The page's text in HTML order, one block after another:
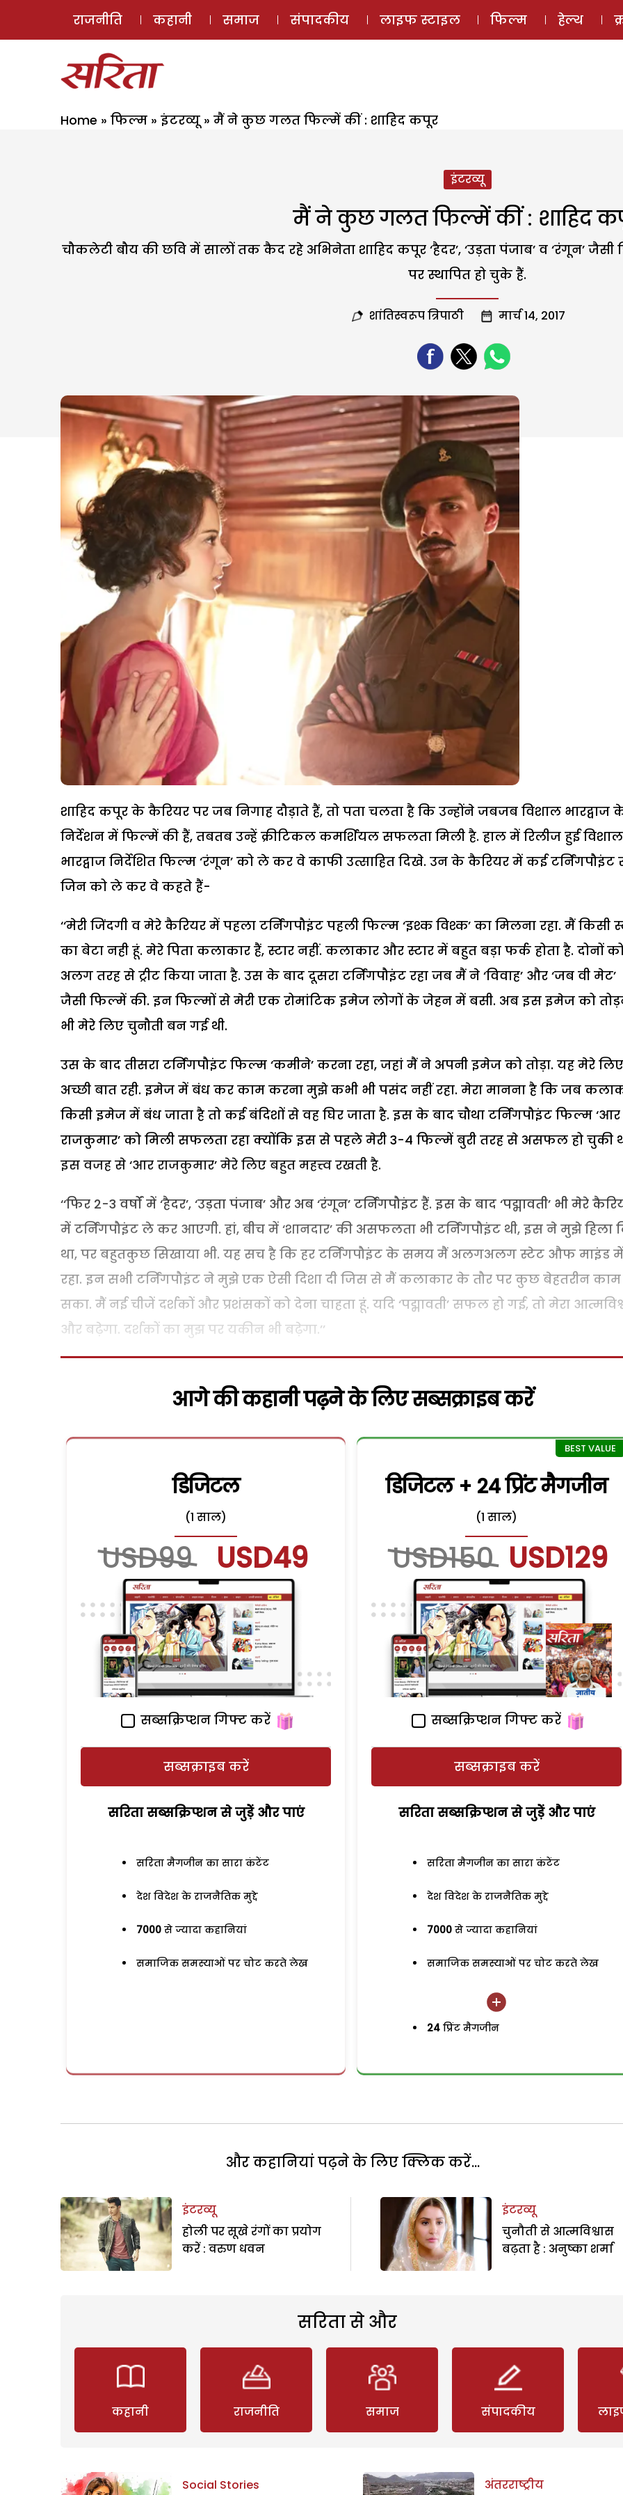
ई-मैगज़ीन
राजनीति कहानी समाज संपादकीय लाइफ स्टाइल फिल्म हेल्थ
Home » फिल्म » इंटरव्यू» मैं ने कुछ गलत फिल्में कीं : शाहिद कपूर
इंटरव्यू
मैं ने कुछ गलत फिल्में कीं : शाहिद
चौकलेटी बौय की छवि में सालों तक कैद रहे अभिनेता शाहिद कपूर ‘हैदर’, ‘उड़ता पंजाब’ व ‘रंगून’
पर स्थापित हो चुके हैं.
शांतिस्वरूप त्रिपाठी मार्च 14, 2017
शाहिद कपूर के कैरियर पर जब निगाह दौड़ाते हैं, तो पता चलता है कि उन्होंने जबजब विशाल भारद्वाज
निर्देशन में फिल्में की हैं, तबतब उन्हें क्रीटिकल कमर्शियल सफलता मिली है. हाल में रिलीज हुई विशाल
भारद्वाज निर्देशित फिल्म ‘रंगून’ को ले कर वे काफी उत्साहित दिखे. उन के कैरियर में कई टर्निंगपौइंट
जिन को ले कर वे कहते हैं-
‘‘मेरी जिंदगी व मेरे कैरियर में पहला टर्निंगपौइंट पहली फिल्म ‘इश्क विश्क’ का मिलना रहा. मैं किसी
का बेटा नही हूं. मेरे पिता कलाकार हैं, स्टार नहीं. कलाकार और स्टार में बहुत बड़ा फर्क होता है. दोनों
अलग तरह से ट्रीट किया जाता है. उस के बाद दूसरा टर्निंगपौइंट रहा जब मैं ने ‘विवाह’ और ‘जब वी मेट’
जैसी फिल्में की. इन फिल्मों से मेरी एक रोमांटिक इमेज लोगों के जेहन में बसी. अब इस इमेज को
भी मेरे लिए चुनौती बन गई थी.
उस के बाद तीसरा टर्निंगपौइंट फिल्म ‘कमीने’ करना रहा, जहां मैं ने अपनी इमेज को तोड़ा. यह मेरे लिए
अच्छी बात रही. इमेज में बंध कर काम करना मुझे कभी भी पसंद नहीं रहा. मेरा मानना है कि जब
किसी इमेज में बंध जाता है तो कई बंदिशों से वह घिर जाता है. इस के बाद चौथा टर्निंगपौइंट फिल्म ‘आर
राजकुमार’ को मिली सफलता रहा क्योंकि इस से पहले मेरी 3-4 फिल्में बुरी तरह से असफल हो चुकी
इस वजह से ‘आर राजकुमार’ मेरे लिए बहुत महत्त्व रखती है.
‘‘फिर 2-3 वर्षों में ‘हैदर’, ‘उड़ता पंजाब’ और अब ‘रंगून’ टर्निंगपौइंट हैं. इस के बाद ‘पद्मावती’ भी मेरे
में टर्निंगपौइंट ले कर आएगी. हां, बीच में ‘शानदार’ की असफलता भी टर्निंगपौइंट थी, इस ने मुझे हिला
था, पर बहुतकुछ सिखाया भी. यह सच है कि हर टर्निंगपौइंट के समय मैं अलगअलग स्टेट औफ माइंड में
रहा. इन सभी टर्निंगपौइंट ने मुझे एक ऐसी दिशा दी जिस से मैं कलाकार के तौर पर कुछ बेहतरीन
सका. मैं नई चीजें दर्शकों और प्रशंसकों को देना चाहता हूं. यदि ‘पद्मावती’ सफल हो गई, तो मेरा
और बढ़ेगा. दर्शकों का मुझ पर यकीन भी बढ़ेगा.’’
आगे की कहानी पढ़ने के लिए सब्सक्राइब करें
डिजिटल
(1 साल)
USD99 USD49
सब्सक्रिप्शन गिफ्ट करें
सब्सक्राइब करें
सरिता सब्सक्रिप्शन से जुड़ेें और पाएं
सरिता मैगजीन का सारा कंटेंट
देश विदेश के राजनैतिक मुद्दे
7000 से ज्यादा कहानियां
समाजिक समस्याओं पर चोट करते लेख
डिजिटल + 24 प्रिंट मैगजीन
(1 साल)
USD150 USD129
सब्सक्रिप्शन गिफ्ट करें
सब्सक्राइब करें
सरिता सब्सक्रिप्शन से जुड़ेें और पाएं
सरिता मैगजीन का सारा कंटेंट
देश विदेश के राजनैतिक मुद्दे
7000 से ज्यादा कहानियां
समाजिक समस्याओं पर चोट करते लेख
24 प्रिंट मैगजीन
और कहानियां पढ़ने के लिए क्लिक करें...
इंटरव्यू
होली पर सूखे रंगों का प्रयोग
करें : वरुण धवन
इंटरव्यू
चुनौती से आत्मविश्वास
बढ़ता है : अनुष्का शर्मा
सरिता से और
कहानी राजनीति समाज संपादकीय
Social Stories अंतरराष्ट्रीय